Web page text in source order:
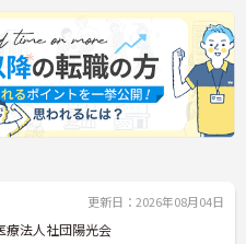
更新日：2026年08月04日
療法人社団陽光会